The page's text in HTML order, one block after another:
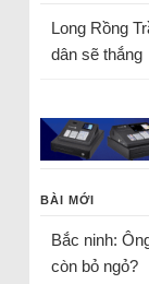
Long Rồng
dân sẽ thắng
BÀI MỚI
Bắc ninh:
còn bỏ ngỏ?